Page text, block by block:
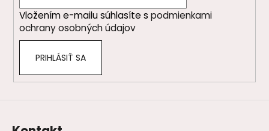
Vložením e-mailu súhlasíte s podmienkami
ochrany osobných údajov
PRIHLÁSIŤ SA